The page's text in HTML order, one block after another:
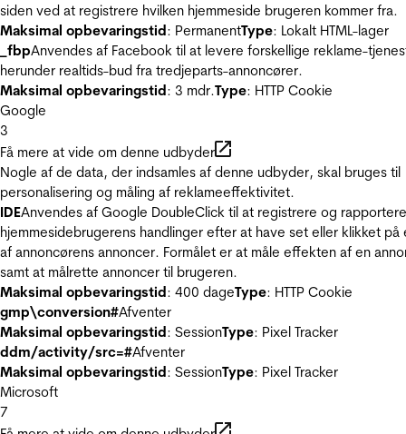
siden ved at registrere hvilken hjemmeside brugeren kommer fra.
Maksimal opbevaringstid: PermanentType: Lokalt HTML-lager
_fbpAnvendes af Facebook til at levere forskellige reklame-
herunder realtids-bud fra tredjeparts-annoncører.
Maksimal opbevaringstid: 3 mdr.Type: HTTP Cookie
Google
3
Få mere at vide om denne udbyder
Nogle af de data, der indsamles af denne udbyder, skal bruges til
personalisering og måling af reklameeffektivitet.
IDEAnvendes af Google DoubleClick til at registrere og
hjemmesidebrugerens handlinger efter at have set eller klikket på
af annoncørens annoncer. Formålet er at måle effekten af en
samt at målrette annoncer til brugeren.
Maksimal opbevaringstid: 400 dageType: HTTP Cookie
gmp\conversion#Afventer
Maksimal opbevaringstid: SessionType: Pixel Tracker
ddm/activity/src=#Afventer
Maksimal opbevaringstid: SessionType: Pixel Tracker
Microsoft
7